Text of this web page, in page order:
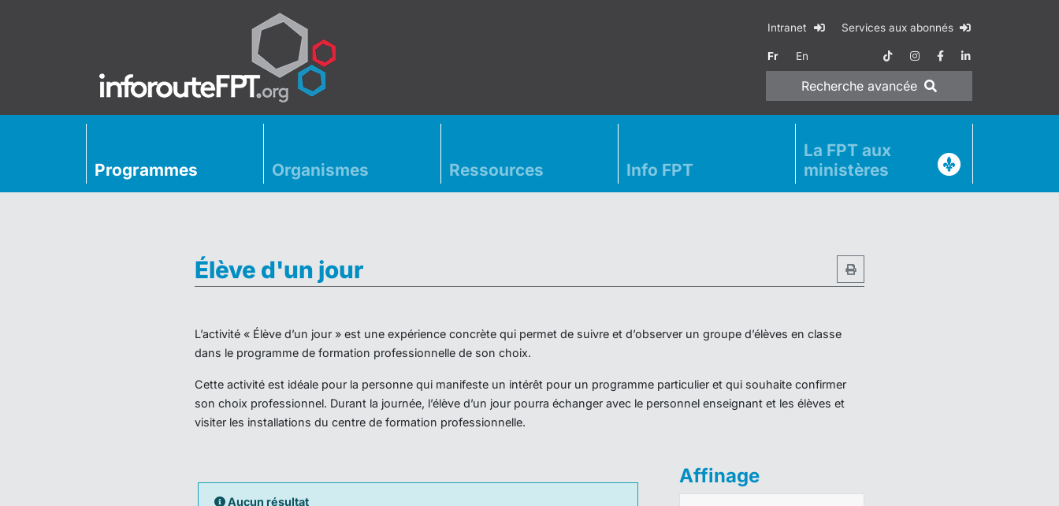
Intranet Services aux abonnés
Fr En
Recherche avancée
Programmes Organismes Ressources Info FPT
La FPT aux
ministères
Élève d'un jour
L’activité « Élève d’un jour » est une expérience concrète qui permet de suivre et d’observer un groupe d’élèves en classe
dans le programme de formation professionnelle de son choix.
Cette activité est idéale pour la personne qui manifeste un intérêt pour un programme particulier et qui souhaite confirmer
son choix professionnel. Durant la journée, l’élève d’un jour pourra échanger avec le personnel enseignant et les élèves et
visiter les installations du centre de formation professionnelle.
Aucun résultat
Affinage